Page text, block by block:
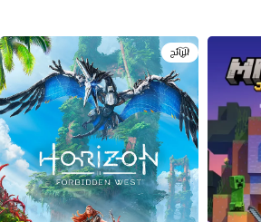
الرائج